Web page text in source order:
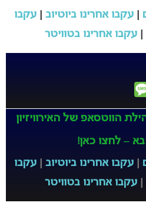
| עקבו אחרינו ביוטיוב|
עקבו
עקבו אחרינו בטוויטר
Message
הווטסאפ של האירוויזיון
– לחצו כאן!
| עקבו אחרינו ביוטיוב|
עקבו
עקבו אחרינו בטוויטר